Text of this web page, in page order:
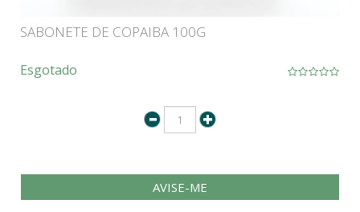
SABONETE DE COPAIBA 100G
Esgotado
AVISE-ME